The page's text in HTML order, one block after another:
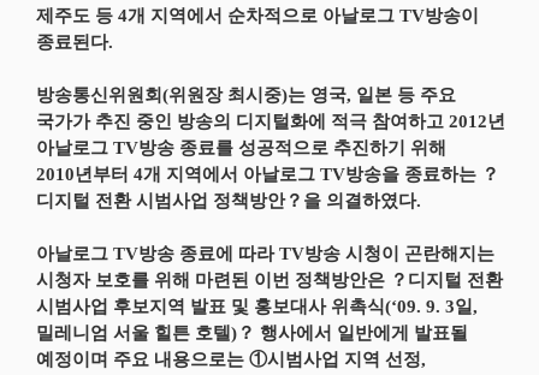
제주도 등 4개 지역에서 순차적으로 아날로그 TV방송이
종료된다.
방송통신위원회(위원장 최시중)는 영국, 일본 등 주요
국가가 추진 중인 방송의 디지털화에 적극 참여하고 2012년
아날로그 TV방송 종료를 성공적으로 추진하기 위해
2010년부터 4개 지역에서 아날로그 TV방송을 종료하는 ？
디지털 전환 시범사업 정책방안？을 의결하였다.
아날로그 TV방송 종료에 따라 TV방송 시청이 곤란해지는
시청자 보호를 위해 마련된 이번 정책방안은 ？디지털 전환
시범사업 후보지역 발표 및 홍보대사 위촉식(‘09. 9. 3일,
밀레니엄 서울 힐튼 호텔)？ 행사에서 일반에게 발표될
예정이며 주요 내용으로는 ①시범사업 지역 선정,